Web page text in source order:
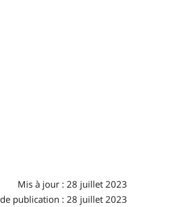
Mis à jour : 28 juillet 2023
publication : 28 juillet 2023